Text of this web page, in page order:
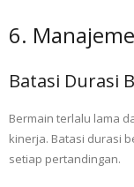
6.
Batasi Durasi
Bermain terlalu lama
kinerja. Batasi durasi
setiap pertandingan.